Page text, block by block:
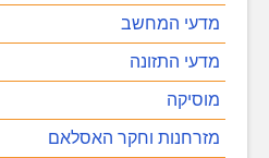
מדעי המחשב
מדעי התזונה
מוסיקה
מזרחנות וחקר האסלאם